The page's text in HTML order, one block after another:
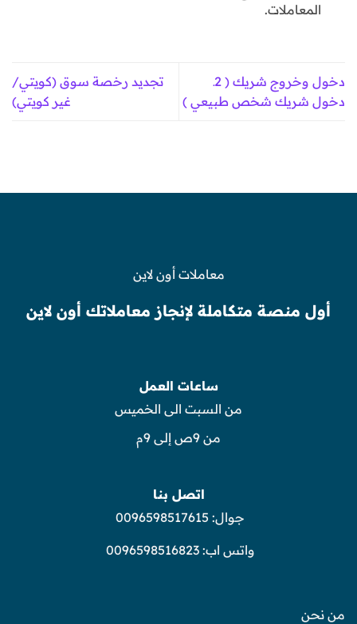
المعاملات.
دخول وخروج شريك ( 2ـ
دخول شريك شخص طبيعي )
تجديد رخصة سوق (كويتي/
غير كويتي)
معاملات أون لاين
أول منصة متكاملة لإنجاز معاملاتك أون لاين
ساعات العمل
من السبت الى الخميس
من 9ص إلى 9م
اتصل بنا
جوال: 0096598517615
واتس اب:0096598516823
من نحن